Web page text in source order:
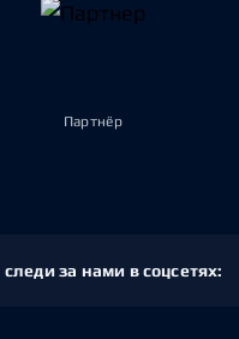
Партнёр
за нами в соцсетях: